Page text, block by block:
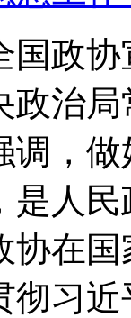
国政
政治
调，
是人
协在
彻习